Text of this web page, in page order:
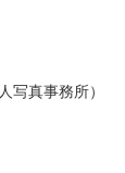
真事務所）